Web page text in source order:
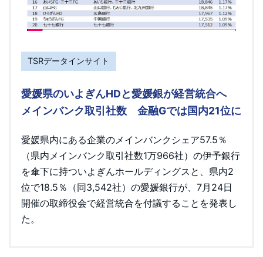
TSRデータインサイト
愛媛県のいよぎんHDと愛媛銀が経営統合へ
メインバンク取引社数 金融Gでは国内21位に
愛媛県内にある企業のメインバンクシェア57.5％
（県内メインバンク取引社数1万966社）の伊予銀行
を傘下に持ついよぎんホールディングスと、県内2
位で18.5％（同3,542社）の愛媛銀行が、7月24日
開催の取締役会で経営統合を付議することを発表し
た。